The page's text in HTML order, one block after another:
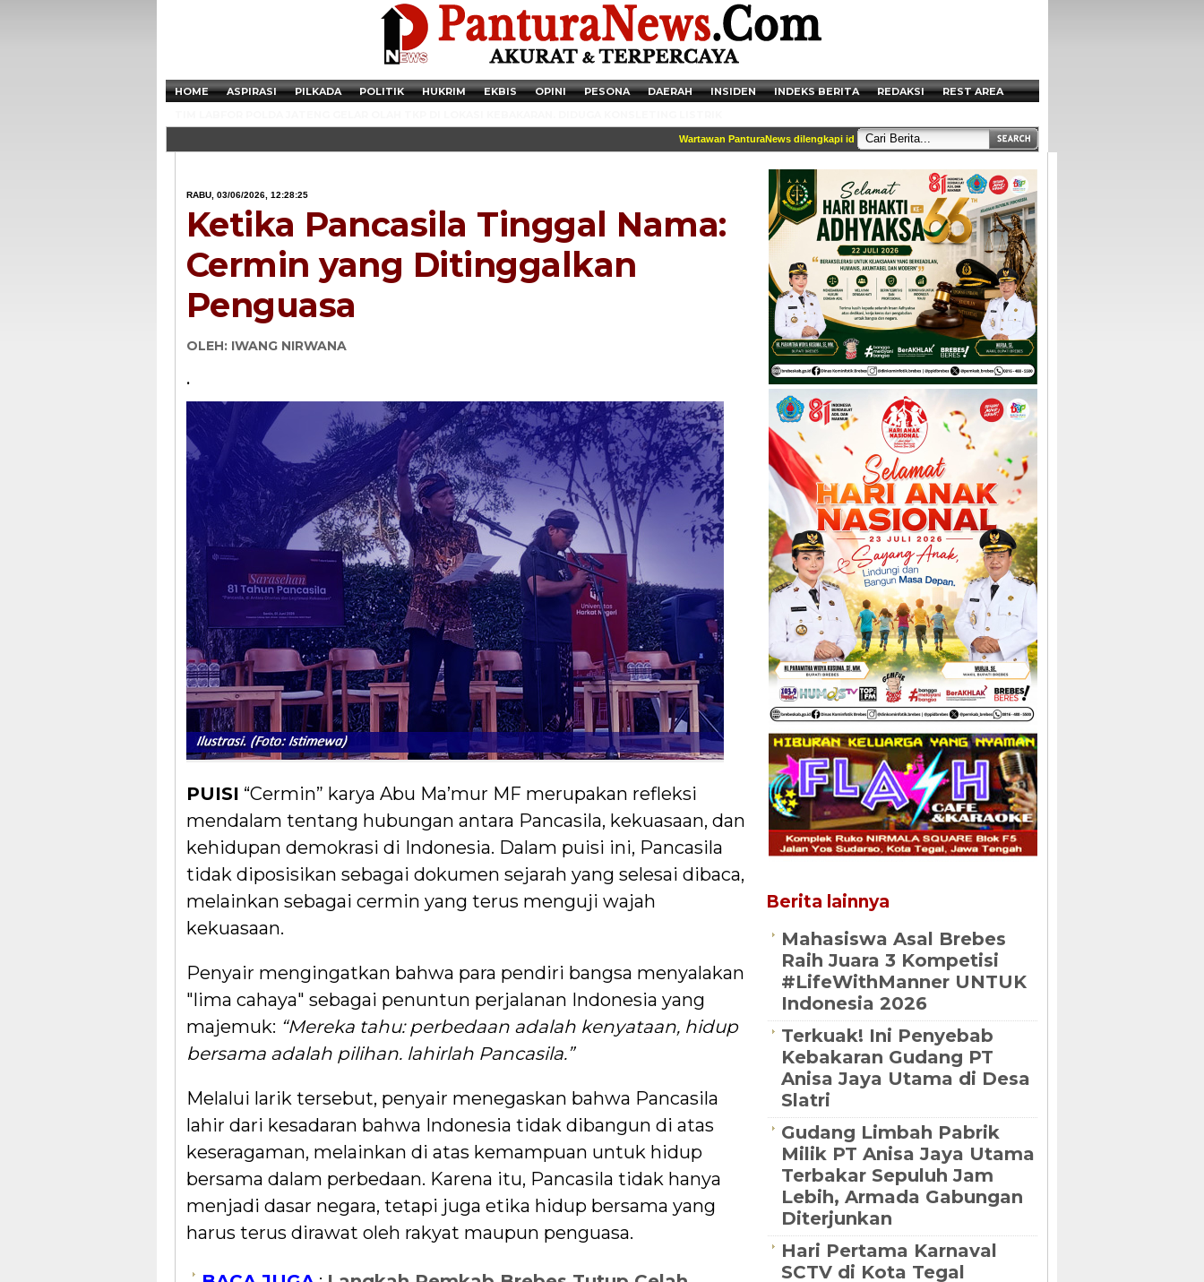
HOME ASPIRASI PILKADA POLITIK HUKRIM EKBIS OPINI PESONA DAERAH INSIDEN INDEKS BERITA REDAKSI
REST AREA
Wartawan PanturaNews dilengkapi identitas dan tercantum di box redaksi || Akses Kami di Handphone anda
Newsticker - 14:41:41 Miris, Puluhan Remaja hingga Anak SD Terjaring
RABU, 03/06/2026, 12:28:25
Ketika Pancasila Tinggal Nama:
Cermin yang Ditinggalkan
Penguasa
OLEH: IWANG NIRWANA
.
PUISI “Cermin” karya Abu Ma’mur MF merupakan refleksi
mendalam tentang hubungan antara Pancasila, kekuasaan, dan
kehidupan demokrasi di Indonesia. Dalam puisi ini, Pancasila
tidak diposisikan sebagai dokumen sejarah yang selesai dibaca,
melainkan sebagai cermin yang terus menguji wajah
kekuasaan.
Penyair mengingatkan bahwa para pendiri bangsa menyalakan
"lima cahaya" sebagai penuntun perjalanan Indonesia yang
majemuk: “Mereka tahu: perbedaan adalah kenyataan, hidup
bersama adalah pilihan. lahirlah Pancasila.”
Melalui larik tersebut, penyair menegaskan bahwa Pancasila
lahir dari kesadaran bahwa Indonesia tidak dibangun di atas
keseragaman, melainkan di atas kemampuan untuk hidup
bersama dalam perbedaan. Karena itu, Pancasila tidak hanya
menjadi dasar negara, tetapi juga etika hidup bersama yang
harus terus dirawat oleh rakyat maupun penguasa.
Berita lainnya
Mahasiswa Asal Brebes
Raih Juara 3 Kompetisi
#LifeWithManner UNTUK
Indonesia 2026
Terkuak! Ini Penyebab
Kebakaran Gudang PT
Anisa Jaya Utama di Desa
Slatri
Gudang Limbah Pabrik
Milik PT Anisa Jaya Utama
Terbakar Sepuluh Jam
Lebih, Armada Gabungan
Diterjunkan
Hari Pertama Karnaval
SCTV di Kota Tegal